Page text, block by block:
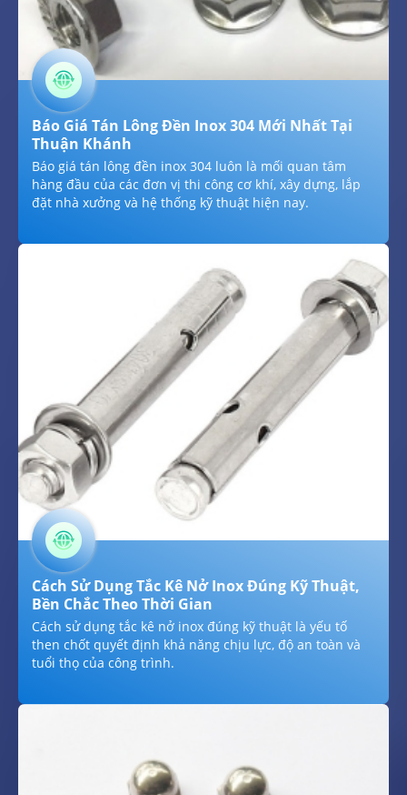
Báo Giá Tán Lông Đền Inox 304 Mới Nhất Tại
Thuận Khánh
Báo giá tán lông đền inox 304 luôn là mối quan tâm
hàng đầu của các đơn vị thi công cơ khí, xây dựng, lắp
đặt nhà xưởng và hệ thống kỹ thuật hiện nay.
Cách Sử Dụng Tắc Kê Nở Inox Đúng Kỹ Thuật,
Bền Chắc Theo Thời Gian
Cách sử dụng tắc kê nở inox đúng kỹ thuật là yếu tố
then chốt quyết định khả năng chịu lực, độ an toàn và
tuổi thọ của công trình.